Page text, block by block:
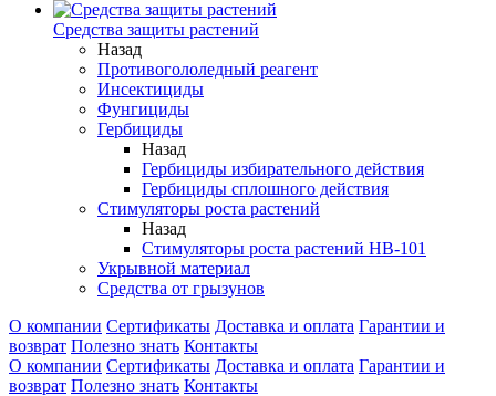
Средства защиты растений
Назад
Противогололедный реагент
Инсектициды
Фунгициды
Гербициды
Назад
Гербициды избирательного действия
Гербициды сплошного действия
Стимуляторы роста растений
Назад
Стимуляторы роста растений HB-101
Укрывной материал
Средства от грызунов
О компании Сертификаты Доставка и оплата Гарантии и
возврат Полезно знать Контакты
О компании Сертификаты Доставка и оплата Гарантии и
возврат Полезно знать Контакты